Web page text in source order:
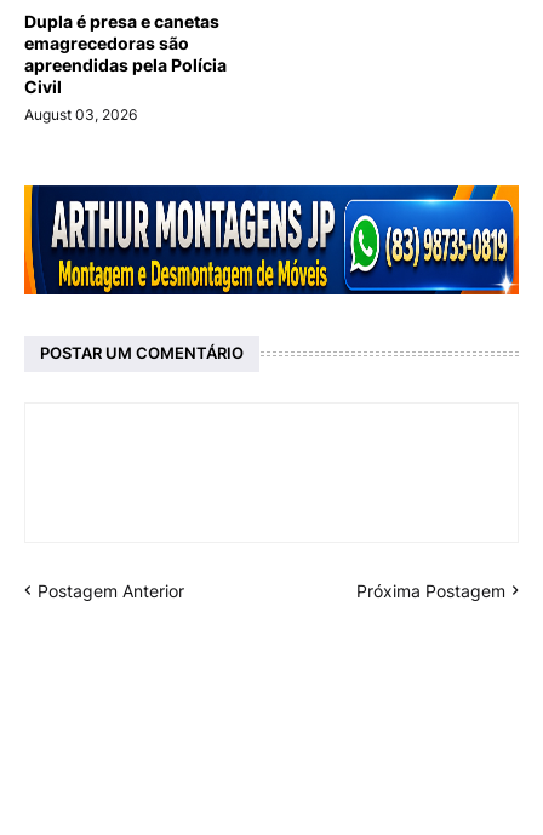
Dupla é presa e canetas
emagrecedoras são
apreendidas pela Polícia
Civil
August 03, 2026
POSTAR UM COMENTÁRIO
Postagem Anterior Próxima Postagem